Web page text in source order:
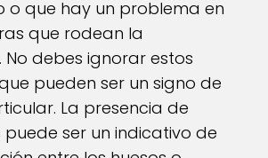
o que hay un problema en
que rodean la
debes ignorar estos
pueden ser un signo de
La presencia de
puede ser un indicativo de